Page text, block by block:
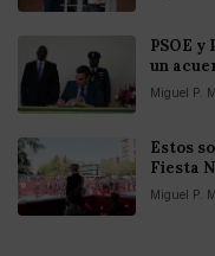
PSOE y
un
Miguel P.
Estos
Fiesta
Miguel P.